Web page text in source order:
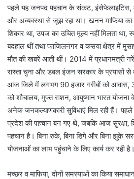
पहले यह जनपद पहचान के संकट, इंसेफेलाइटिस,
और अव्यवस्था से जूझ रहा था। खनन माफिया
शिकार था, उपज का उचित मूल्य नहीं मिलता था,
बदहाल थीं तथा फाजिलनगर व कसया क्षेत्र में
मौत की खबरें आती थीं। 2014 में प्रधानमंत्री
रास्ता चुना और डबल इंजन सरकार के प्रयासों से
आज जिले में लगभग 90 हजार गरीबों को आवास,
को शौचालय, मुफ्त राशन, आयुष्मान भारत योजना
अनेक जनकल्याणकारी सुविधाएं मिल रही हैं।
प्रदेश की पहचान बन गए थे, जबकि आज सुरक्षा,
पहचान है। बिना रुके, बिना डिगे और बिना झुके
योजनाओं का लाभ पहुंचाने के लिए कार्य कर रही है।
मच्छर व माफिया, दोनों समस्याओं का किया